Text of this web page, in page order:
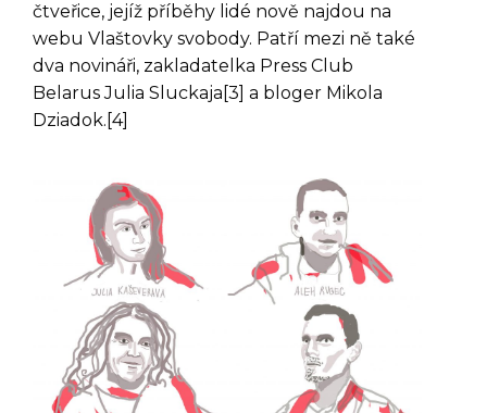
čtveřice, jejíž příběhy lidé nově najdou na
webu Vlaštovky svobody. Patří mezi ně také
dva novináři, zakladatelka Press Club
Belarus Julia Sluckaja[3] a bloger Mikola
Dziadok.[4]